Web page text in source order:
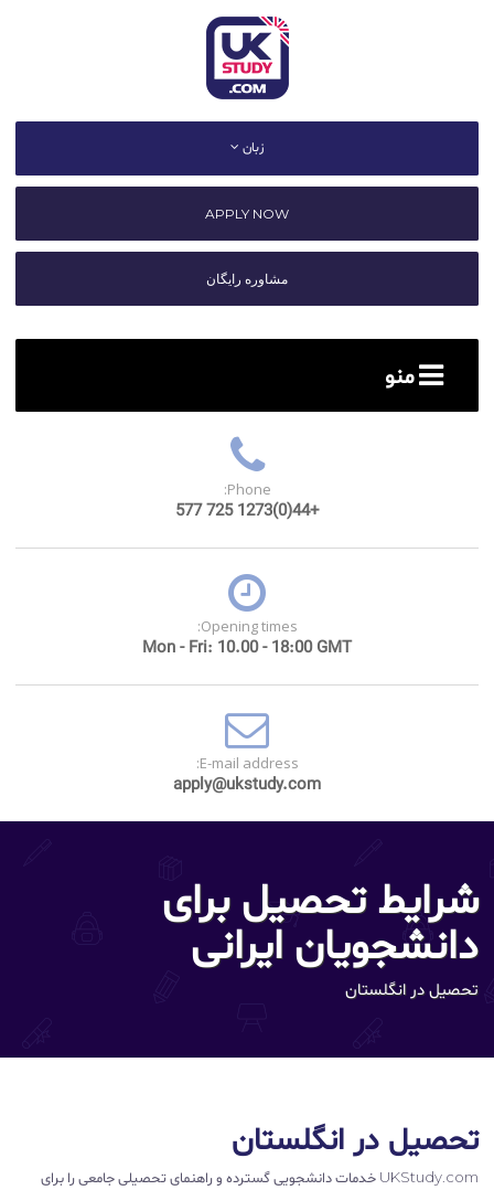
زبان
APPLY NOW
مشاوره رایگان
منو
Phone:
+44(0)1273 725 577
Opening times:
Mon - Fri: 10.00 - 18:00 GMT
E-mail address:
apply@ukstudy.com
شرایط تحصیل برای
دانشجویان ایرانی
تحصیل در انگلستان
تحصیل در انگلستان
UKStudy.com خدمات دانشجویی گسترده و راهنمای تحصیلی جامعی را برای